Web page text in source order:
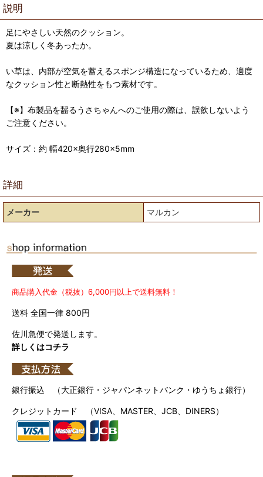
説明
足にやさしい天然のクッション。
夏は涼しく冬あったか。
い草は、内部が空気を蓄えるスポンジ構造になっているため、適度
なクッション性と断熱性をもつ素材です。
【※】布製品を齧るうさちゃんへのご使用の際は、誤飲しないよう
ご注意ください。
サイズ：約 幅420×奥行280×5mm
詳細
メーカー マルカン
商品購入代金（税抜）6,000円以上で送料無料！
送料 全国一律 800円
佐川急便で発送します。
詳しくはコチラ
銀行振込 （大正銀行・ジャパンネットバンク・ゆうちょ銀行）
クレジットカード （VISA、MASTER、JCB、DINERS）